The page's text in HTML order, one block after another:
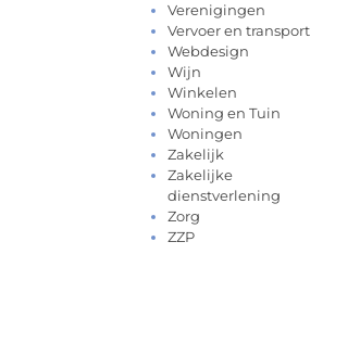
Verenigingen
Vervoer en transport
Webdesign
Wijn
Winkelen
Woning en Tuin
Woningen
Zakelijk
Zakelijke
dienstverlening
Zorg
ZZP